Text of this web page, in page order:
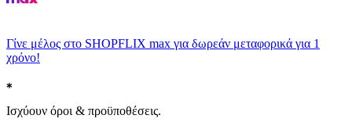
Γίνε μέλος στο SHOPFLIX max για δωρεάν μεταφορικά για 1
χρόνο!
Ισχύουν όροι & προϋποθέσεις.